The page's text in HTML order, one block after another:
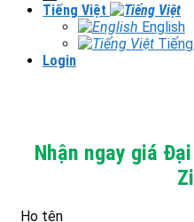
Tiếng Việt
English
Login
Nhận ngay giá
Họ tên